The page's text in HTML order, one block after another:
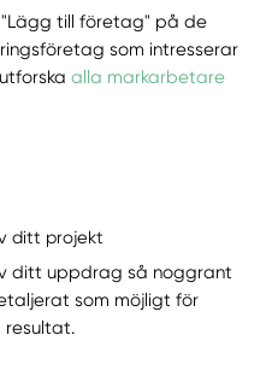
"Lägg till företag" på de
som intresserar
alla markarbetare
ditt projekt
ditt uppdrag så noggrant
som möjligt för